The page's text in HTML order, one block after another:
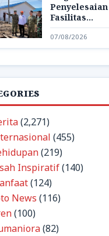
Penyelesaian
Fasilitas
Pendukung
di Aceh
07/08/2026
(2,271)
(455)
(219)
Inspiratif(140)
(124)
News (116)
(100)
(82)